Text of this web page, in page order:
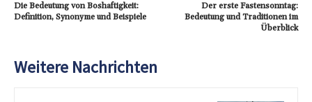
Die Bedeutung von Boshaftigkeit:
Definition, Synonyme und Beispiele
Der erste Fastensonntag:
Bedeutung und Traditionen im
Überblick
Weitere Nachrichten